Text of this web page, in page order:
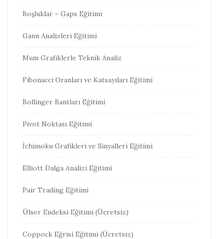
Boşluklar – Gaps Eğitimi
Gann Analizleri Eğitimi
Mum Grafiklerle Teknik Analiz
Fibonacci Oranları ve Katsayıları Eğitimi
Bollinger Bantları Eğitimi
Pivot Noktası Eğitimi
İchimoku Grafikleri ve Sinyalleri Eğitimi
Elliott Dalga Analizi Eğitimi
Pair Trading Eğitimi
Ülser Endeksi Eğitimi (Ücretsiz)
Coppock Eğrisi Eğitimi (Ücretsiz)